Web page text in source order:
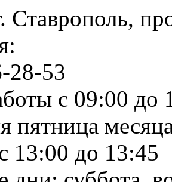
Ставрополь,
28-53
с 09:00 до
пятница
13:00 до 13:45